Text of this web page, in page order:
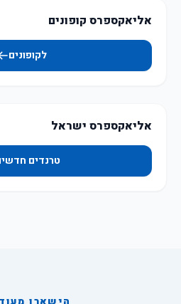
אליאקספרס קופונים
לקופונים
אליאקספרס ישראל
טרנדים